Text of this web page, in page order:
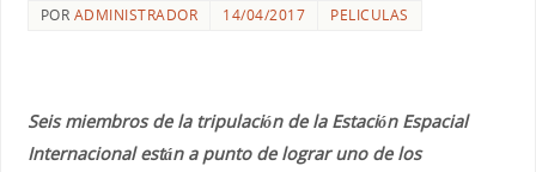
POR ADMINISTRADOR 14/04/2017 PELICULAS
Seis miembros de la tripulación de la Estación Espacial
Internacional están a punto de lograr uno de los